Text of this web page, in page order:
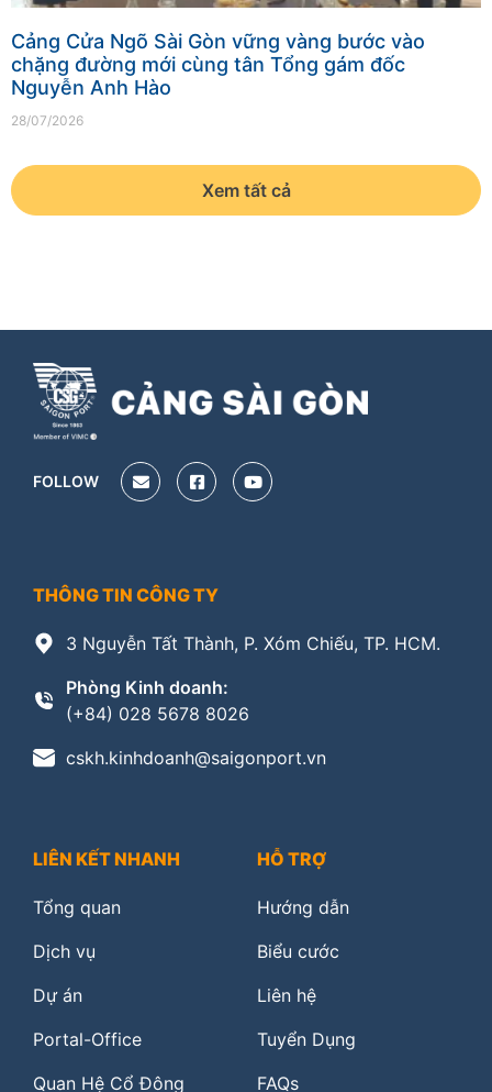
Cảng Cửa Ngõ Sài Gòn vững vàng bước vào
chặng đường mới cùng tân Tổng gám đốc
Nguyễn Anh Hào
28/07/2026
Xem tất cả
FOLLOW
THÔNG TIN CÔNG TY
3 Nguyễn Tất Thành, P. Xóm Chiếu, TP. HCM.
Phòng Kinh doanh:
(+84) 028 5678 8026
cskh.kinhdoanh@saigonport.vn
LIÊN KẾT NHANH
Tổng quan
Dịch vụ
Dự án
Portal-Office
Quan Hệ Cổ Đông
HỖ TRỢ
Hướng dẫn
Biểu cước
Liên hệ
Tuyển Dụng
FAQs